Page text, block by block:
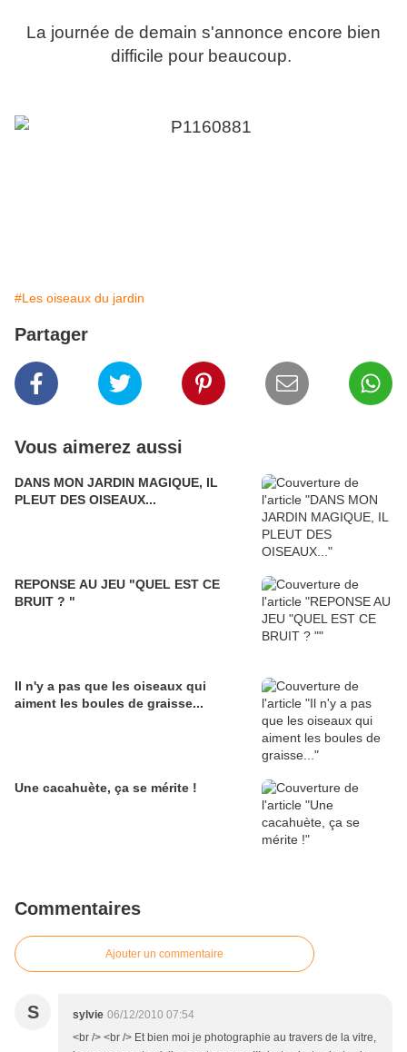
La journée de demain s'annonce encore bien
difficile pour beaucoup.
#Les oiseaux du jardin
Partager
Vous aimerez aussi
DANS MON JARDIN MAGIQUE, IL
PLEUT DES OISEAUX...
REPONSE AU JEU "QUEL EST CE
BRUIT ? "
Il n'y a pas que les oiseaux qui
aiment les boules de graisse...
Une cacahuète, ça se mérite !
Commentaires
Ajouter un commentaire
S sylvie 06/12/2010 07:54
<br /> <br /> Et bien moi je photographie au travers de la vitre,